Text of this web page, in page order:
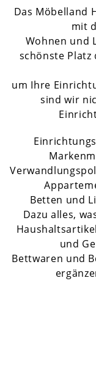
Das Möbelland
mit
Wohnen und
schönste Platz
um Ihre
sind wir
Betten und
Dazu alles,
und
Bettwaren und